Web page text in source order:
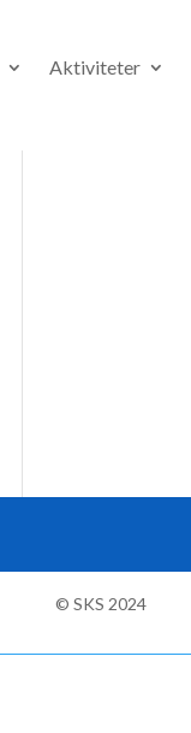
Aktiviteter
© SKS 2024